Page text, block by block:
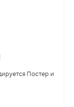
Постер и